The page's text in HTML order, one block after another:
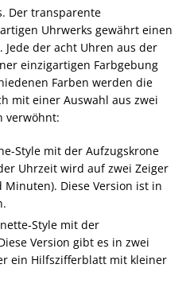
Der transparente
Uhrwerks gewährt einen
Jede der acht Uhren aus der
einzigartigen Farbgebung
Farben werden die
mit einer Auswahl aus zwei
verwöhnt:
Style mit der Aufzugskrone
Uhrzeit wird auf zwei Zeiger
Diese Version ist in
Style mit der
Version gibt es in zwei
ein Hilfszifferblatt mit kleiner